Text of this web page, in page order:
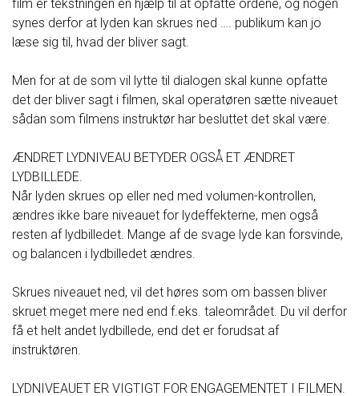
film er tekstningen en hjælp til at opfatte ordene, og nogen
synes derfor at lyden kan skrues ned …. publikum kan jo
læse sig til, hvad der bliver sagt.
Men for at de som vil lytte til dialogen skal kunne opfatte
det der bliver sagt i filmen, skal operatøren sætte niveauet
sådan som filmens instruktør har besluttet det skal være.
ÆNDRET LYDNIVEAU BETYDER OGSÅ ET ÆNDRET
LYDBILLEDE.
Når lyden skrues op eller ned med volumen-kontrollen,
ændres ikke bare niveauet for lydeffekterne, men også
resten af lydbilledet. Mange af de svage lyde kan forsvinde,
og balancen i lydbilledet ændres.
Skrues niveauet ned, vil det høres som om bassen bliver
skruet meget mere ned end f.eks. taleområdet. Du vil derfor
få et helt andet lydbillede, end det er forudsat af
instruktøren.
LYDNIVEAUET ER VIGTIGT FOR ENGAGEMENTET I FILMEN.